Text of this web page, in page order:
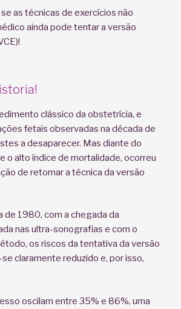
as técnicas de exercícios não
ainda pode tentar a versão
clássico da obstetrícia, e
fetais observadas na década de
a desaparecer. Mas diante do
o alto índice de mortalidade, ocorreu
de retornar a técnica da versão
de 1980, com a chegada da
nas ultra-sonografias e com o
os riscos da tentativa da versão
claramente reduzido e, por isso,
oscilam entre 35% e 86%, uma